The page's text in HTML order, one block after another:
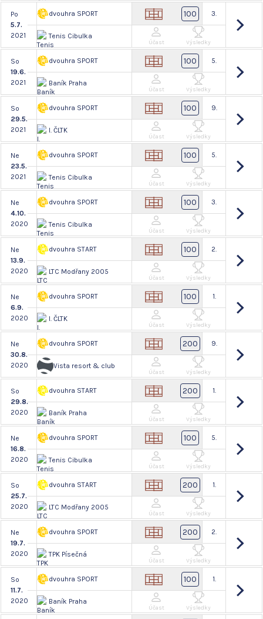
Po
5.7.
2021
dvouhra SPORT
Tenis Cibulka
100 3.
Účast Výsledky
So
19.6.
2021
dvouhra SPORT
Baník Praha
100 5.
Účast Výsledky
So
29.5.
2021
dvouhra SPORT
I. ČLTK
100 9.
Účast Výsledky
Ne
23.5.
2021
dvouhra SPORT
Tenis Cibulka
100 5.
Účast Výsledky
Ne
4.10.
2020
dvouhra SPORT
Tenis Cibulka
100 3.
Účast Výsledky
Ne
13.9.
2020
dvouhra START
LTC Modřany 2005
100 2.
Účast Výsledky
Ne
6.9.
2020
dvouhra SPORT
I. ČLTK
100 1.
Účast Výsledky
Ne
30.8.
2020
dvouhra SPORT
Vista resort & club
200 9.
Účast Výsledky
So
29.8.
2020
dvouhra START
Baník Praha
200 1.
Účast Výsledky
Ne
16.8.
2020
dvouhra SPORT
Tenis Cibulka
100 5.
Účast Výsledky
So
25.7.
2020
dvouhra START
LTC Modřany 2005
200 1.
Účast Výsledky
Ne
19.7.
2020
dvouhra SPORT
TPK Písečná
200 2.
Účast Výsledky
So
11.7.
2020
dvouhra SPORT
Baník Praha
100 1.
Účast Výsledky